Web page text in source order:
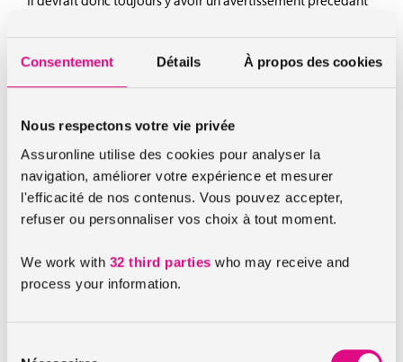
Consentement Détails À propos des cookies
Nous respectons votre vie privée
Assuronline utilise des cookies pour analyser la
navigation, améliorer votre expérience et mesurer
l'efficacité de nos contenus. Vous pouvez accepter,
refuser ou personnaliser vos choix à tout moment.
We work with 32 third parties who may receive and
process your information.
jours contre l’application de ces nouvelles mesures.
Quid des avertisseurs électroniques ?
Le ministre de l’Intérieur ne s’est par contre pas exprimé
les voitures des français.
Une chose est sûre, l’Association Française des Fournisseurs